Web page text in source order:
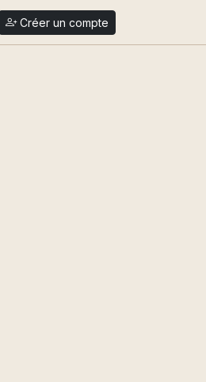
Créer un compte